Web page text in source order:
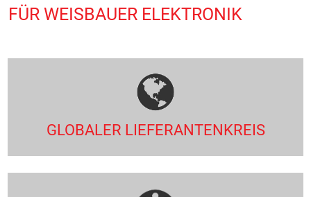
FÜR WEISBAUER ELEKTRONIK
GLOBALER LIEFERANTEN­KREIS